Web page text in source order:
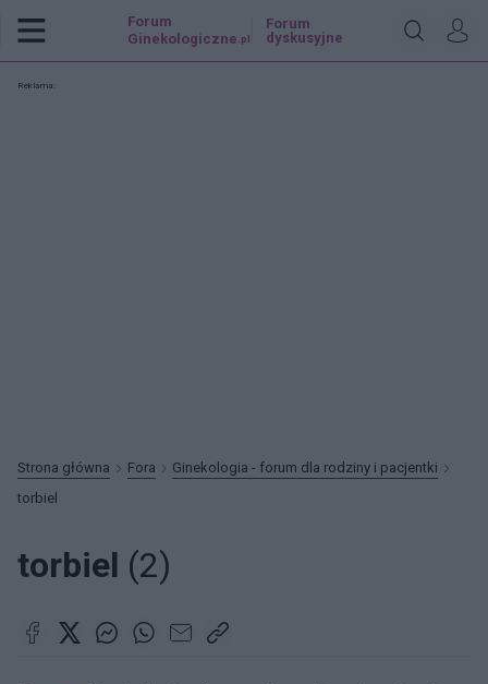
Forum
Ginekologiczne .pl
Forum
dyskusyjne
Reklama:
Strona główna Fora
Ginekologia - forum dla rodziny i pacjentki
torbiel
torbiel (2)